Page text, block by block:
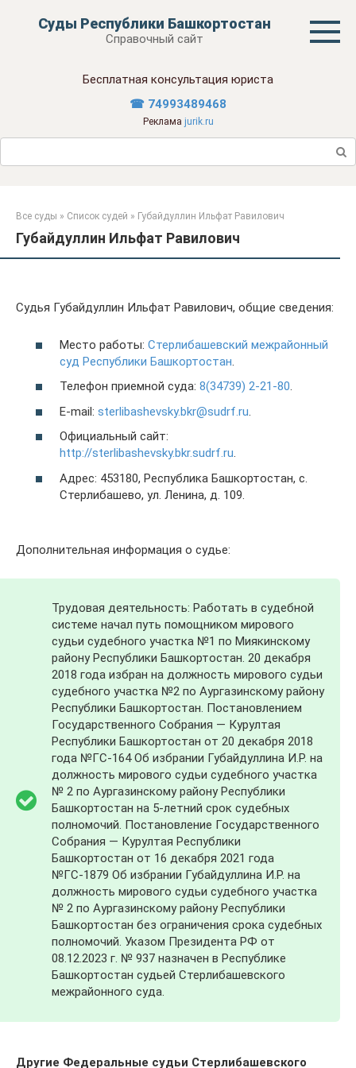
Суды Республики Башкортостан
Справочный сайт
Бесплатная консультация юриста
☎ 74993489468
Реклама jurik.ru
Поиск:
Все суды » Список судей » Губайдуллин Ильфат Равилович
Губайдуллин Ильфат Равилович
Судья Губайдуллин Ильфат Равилович, общие сведения:
Место работы: Стерлибашевский межрайонный
суд Республики Башкортостан
Телефон приемной суда: 8(34739) 2-21-80.
E-mail: sterlibashevsky.bkr@sudrf.ru
Официальный сайт:
http://sterlibashevsky.bkr.sudrf.ru.
Адрес: 453180, Республика Башкортостан, с.
Стерлибашево, ул. Ленина, д. 109.
Дополнительная информация о судье:
Трудовая деятельность: Работать в судебной
системе начал путь помощником мирового
судьи судебного участка №1 по Миякинскому
району Республики Башкортостан. 20 декабря
2018 года избран на должность мирового судьи
судебного участка №2 по Аургазинскому району
Республики Башкортостан. Постановлением
Государственного Собрания — Курултая
Республики Башкортостан от 20 декабря 2018
года №ГС-164 Об избрании Губайдуллина И.Р. на
должность мирового судьи судебного участка
№ 2 по Аургазинскому району Республики
Башкортостан на 5-летний срок судебных
полномочий. Постановление Государственного
Собрания — Курултая Республики
Башкортостан от 16 декабря 2021 года
№ГС-1879 Об избрании Губайдуллина И.Р. на
должность мирового судьи судебного участка
№ 2 по Аургазинскому району Республики
Башкортостан без ограничения срока судебных
полномочий. Указом Президента РФ от
08.12.2023 г. № 937 назначен в Республике
Башкортостан судьей Стерлибашевского
межрайонного суда.
Другие Федеральные судьи Стерлибашевского